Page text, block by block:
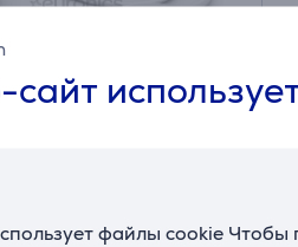
файлы cookie